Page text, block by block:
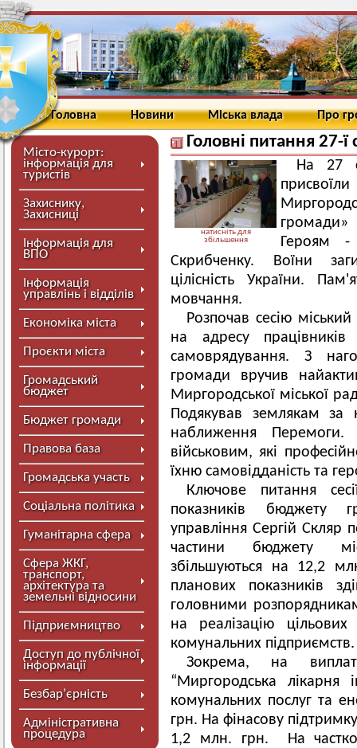
Головна Новини Міська влада Про
Місто-курорт:
інформація для
туристів
Захиснику,
Захисниці
Інформація для
ВПО
Інформація
управлінь і відділів
Економіка міста
Проєкти міста
Громадський
бюджет
Бюджет громади
Правова база
Громадська участь
Соціальна політика
Гуманітарна сфера
Сфера ЖКГ,
транспорт,
архітектура та
земельні відносини
Підприємництво
Доступ до публічної
інформації
Безбар’єрність
Адміністративна
процедура
Головні питання 27-ї
натисніть для
збільшення
На 27
Героям
Скрибченку. Воїни
цілісність України.
мовчання.
Розпочав сесію
на адресу працівників
самоврядування. З
громади вручив
Миргородської міської
Подякував землякам за
наближення
військовим, які
їхню самовідданість та
Ключове питання
показників бюджету
управління Сергій Скляр
частини бюджету
збільшуються на 12,2
планових показників
головними
на реалізацію
комунальних підприємств.
Зокрема, на
“Миргородська лікарня
комунальних послуг та
грн. На фінасову
1,2 млн. грн. На